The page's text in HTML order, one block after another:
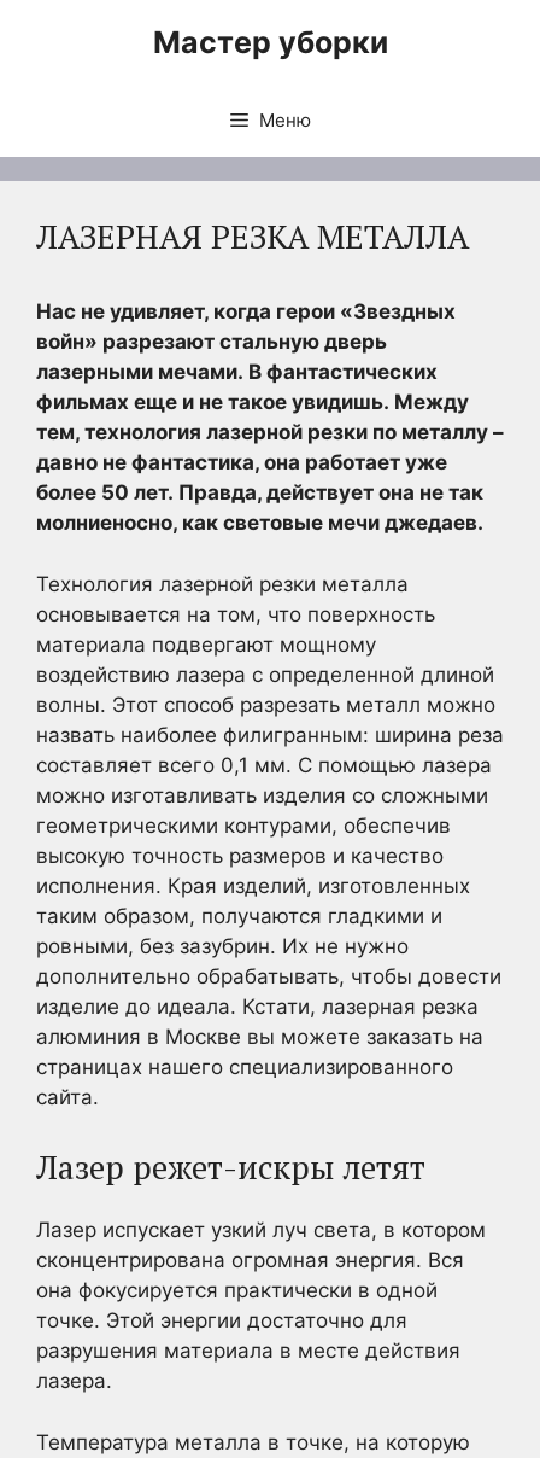
Мастер уборки
Меню
ЛАЗЕРНАЯ РЕЗКА МЕТАЛЛА
Нас не удивляет, когда герои «Звездных
войн» разрезают стальную дверь
лазерными мечами. В фантастических
фильмах еще и не такое увидишь. Между
тем, технология лазерной резки по металлу –
давно не фантастика, она работает уже
более 50 лет. Правда, действует она не так
молниеносно, как световые мечи джедаев.
Технология лазерной резки металла
основывается на том, что поверхность
материала подвергают мощному
воздействию лазера с определенной длиной
волны. Этот способ разрезать металл можно
назвать наиболее филигранным: ширина реза
составляет всего 0,1 мм. С помощью лазера
можно изготавливать изделия со сложными
геометрическими контурами, обеспечив
высокую точность размеров и качество
исполнения. Края изделий, изготовленных
таким образом, получаются гладкими и
ровными, без зазубрин. Их не нужно
дополнительно обрабатывать, чтобы довести
изделие до идеала. Кстати, лазерная резка
алюминия в Москве вы можете заказать на
страницах нашего специализированного
сайта.
Лазер режет-искры летят
Лазер испускает узкий луч света, в котором
сконцентрирована огромная энергия. Вся
она фокусируется практически в одной
точке. Этой энергии достаточно для
разрушения материала в месте действия
лазера.
Температура металла в точке, на которую